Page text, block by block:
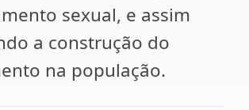
sexual, e assim
a construção do
na população.